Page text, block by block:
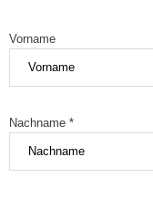
Vorname
Nachname *